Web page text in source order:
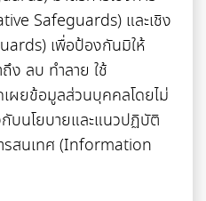
Safeguards) และเชิง
เพื่อป้องกันมิให้
ง ลบ ทำลาย ใช้
ผยข้อมูลส่วนบุคคลโดยไม่
บนโยบายและแนวปฏิบัติ
สนเทศ (Information